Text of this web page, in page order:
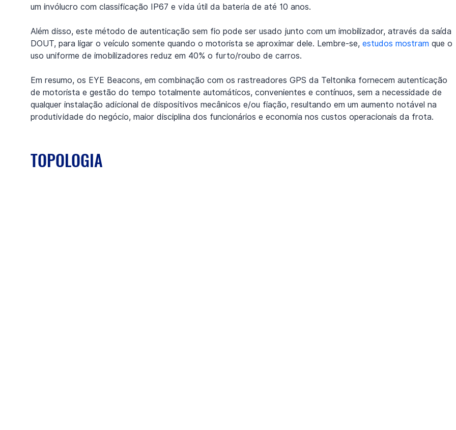
um invólucro com classificação IP67 e vida útil da bateria de até 10 anos.
Além disso, este método de autenticação sem fio pode ser usado junto com um imobilizador, através da saída
DOUT, para ligar o veículo somente quando o motorista se aproximar dele. Lembre-se, estudos mostram que o
uso uniforme de imobilizadores reduz em 40% o furto/roubo de carros.
Em resumo, os EYE Beacons, em combinação com os rastreadores GPS da Teltonika fornecem autenticação
de motorista e gestão do tempo totalmente automáticos, convenientes e contínuos, sem a necessidade de
qualquer instalação adicional de dispositivos mecânicos e/ou fiação, resultando em um aumento notável na
produtividade do negócio, maior disciplina dos funcionários e economia nos custos operacionais da frota.
TOPOLOGIA